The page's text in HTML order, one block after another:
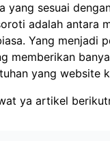
yang sesuai
adalah antara
Yang menjadi
memberikan
yang website
ya artikel